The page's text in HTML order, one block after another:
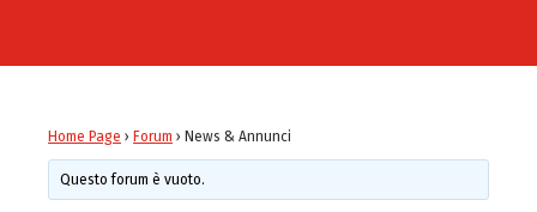
Home Page › Forum › News & Annunci
Questo forum è vuoto.